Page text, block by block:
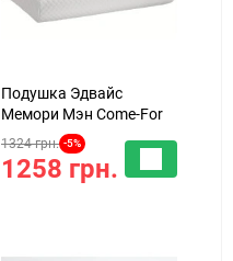
Подушка Эдвайс
Мемори Мэн Come-For
1324 грн. -5%
1258 грн.